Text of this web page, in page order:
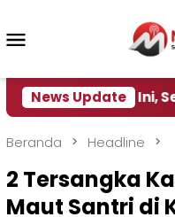
konten
News Update
Per Hari Ini, Segini
Beranda Headline
2 Tersangka
Maut Santri di